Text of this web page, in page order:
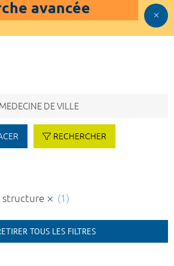
avancée
RECHERCHER
structure (1)
TOUS LES FILTRES